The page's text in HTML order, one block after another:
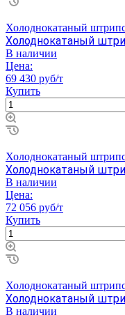
Холоднокатаный
Холоднокатаный
В наличии
Цена:
69 430 руб/т
Купить
Холоднокатаный
Холоднокатаный
В наличии
Цена:
72 056 руб/т
Купить
Холоднокатаный
Холоднокатаный
В наличии